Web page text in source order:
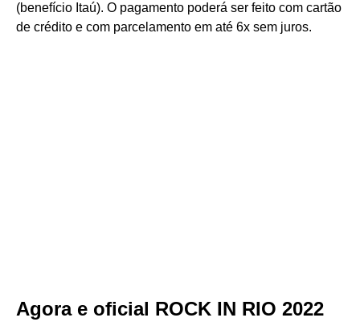
(benefício Itaú). O pagamento poderá ser feito com cartão
de crédito e com parcelamento em até 6x sem juros.
Agora e oficial ROCK IN RIO 2022